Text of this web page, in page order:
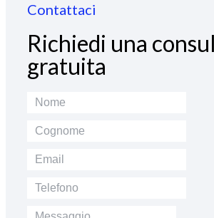
Contattaci
Richiedi una
gratuita